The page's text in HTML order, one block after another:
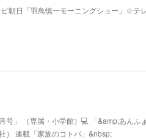
朝日「羽鳥慎一モーニングショー」☆テ
」 （専属・小学館）💻 「&amp;あんふ
連載「家族のコトバ」&nbsp;